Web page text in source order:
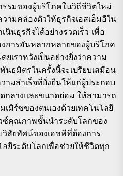
รมของผู้บริโภคในวิถีชีวิตใหม่
ามคล่องตัวให้ธุรกิจเอสเอ็มอีใน
นินธุรกิจได้อย่างรวดเร็ว เพื่อ
การอันหลากหลายของผู้บริโภค
ยเราหวังเป็นอย่างยิ่งว่าความ
นธมิตรในครั้งนี้จะเปรียบเสมือน
ามสำเร็จที่ยั่งยืนให้แก่ผู้ประกอบ
กลางและขนาดย่อม ให้สามารถ
เมิร์ซของตนเองด้วยเทคโนโลยี
ซ์คุณภาพชั้นนำระดับโลกของ
สัยทัศน์ของเอชพีที่ต้องการ
ลยีระดับโลกเพื่อช่วยให้ชีวิตทุก